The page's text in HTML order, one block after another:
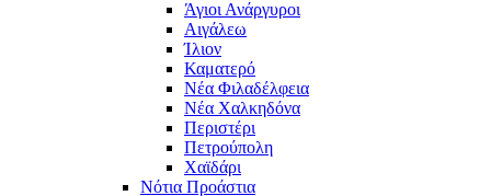
Άγιοι Ανάργυροι
Αιγάλεω
Ίλιον
Καματερό
Νέα Φιλαδέλφεια
Νέα Χαλκηδόνα
Περιστέρι
Πετρούπολη
Χαϊδάρι
Νότια Προάστια